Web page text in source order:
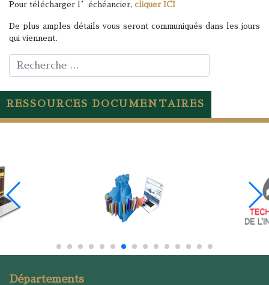
Pour télécharger l’échéancier, cliquer ICI
De plus amples détails vous seront communiqués dans les jours
qui viennent.
Rechercher
RESSOURCES DOCUMENTAIRES
Départements